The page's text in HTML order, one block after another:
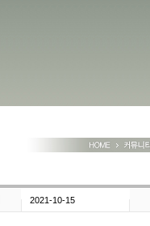
2021-10-15